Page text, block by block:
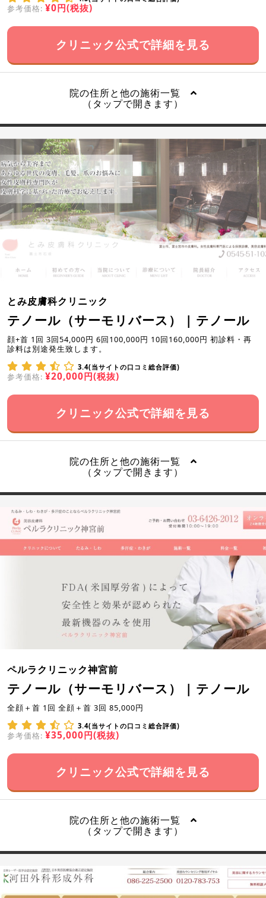
参考価格: ¥0円(税抜)
クリニック公式で詳細を見る
院の住所と他の施術一覧
（タップで開きます）
とみ皮膚科クリニック
テノール（サーモリバース） | テノール
顔+首 1回 3回54,000円 6回100,000円 10回160,000円 初診料・再
診料は別途発生致します。
3.4(当サイトの口コミ総合評価)
参考価格: ¥20,000円(税抜)
クリニック公式で詳細を見る
院の住所と他の施術一覧
（タップで開きます）
ペルラクリニック神宮前
テノール（サーモリバース） | テノール
全顔＋首 1回 全顔＋首 3回 85,000円
3.4(当サイトの口コミ総合評価)
参考価格: ¥35,000円(税抜)
クリニック公式で詳細を見る
院の住所と他の施術一覧
（タップで開きます）